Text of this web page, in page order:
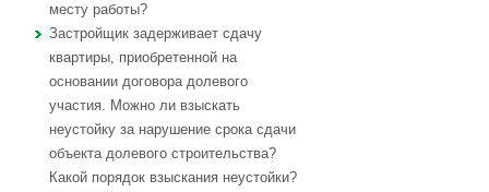
месту работы?
Застройщик задерживает сдачу
квартиры, приобретенной на
основании договора долевого
участия. Можно ли взыскать
неустойку за нарушение срока сдачи
объекта долевого строительства?
Какой порядок взыскания неустойки?